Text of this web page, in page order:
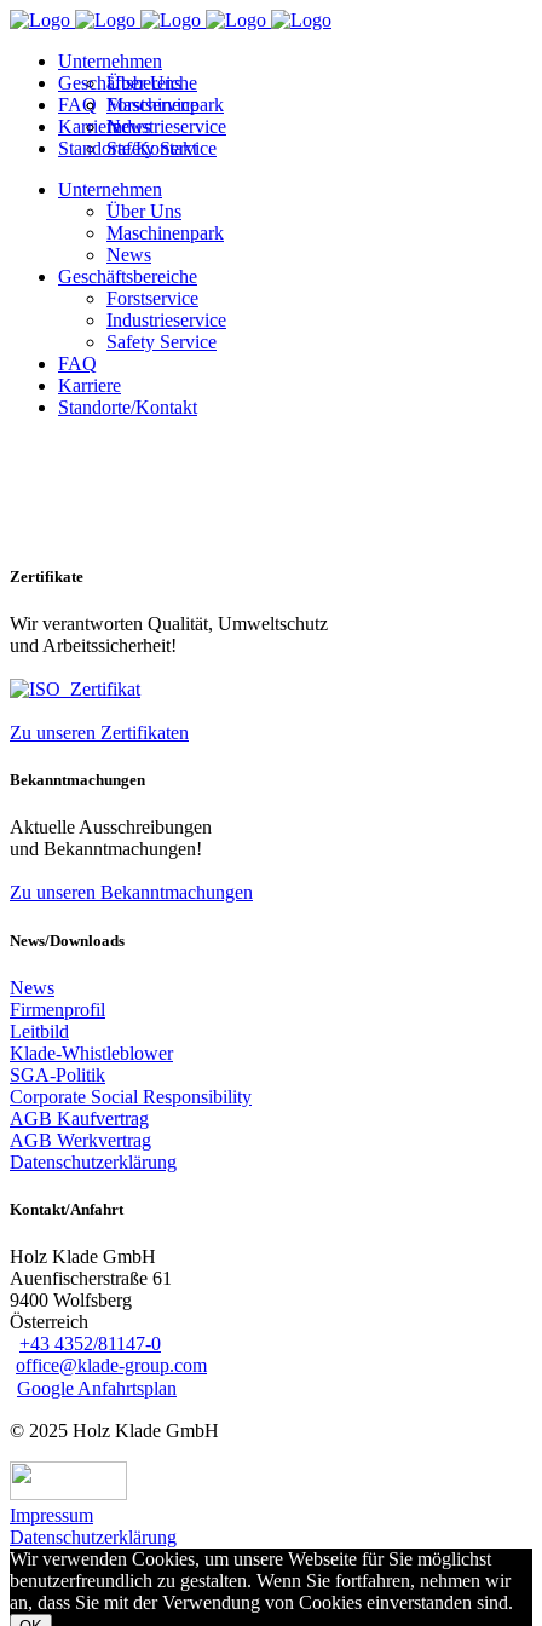
Unternehmen
Über Uns
Maschinenpark
News
Geschäftsbereiche
Forstservice
Industrieservice
Safety Service
FAQ
Karriere
Standorte/Kontakt
Unternehmen
Über Uns
Maschinenpark
News
Geschäftsbereiche
Forstservice
Industrieservice
Safety Service
FAQ
Karriere
Standorte/Kontakt
Zertifikate
Wir verantworten Qualität, Umweltschutz
und Arbeitssicherheit!
Zu unseren Zertifikaten
Bekanntmachungen
Aktuelle Ausschreibungen
und Bekanntmachungen!
Zu unseren Bekanntmachungen
News/Downloads
News
Firmenprofil
Leitbild
Klade-Whistleblower
SGA-Politik
Corporate Social Responsibility
AGB Kaufvertrag
AGB Werkvertrag
Datenschutzerklärung
Kontakt/Anfahrt
Holz Klade GmbH
Auenfischerstraße 61
9400 Wolfsberg
Österreich
+43 4352/81147-0
office@klade-group.com
Google Anfahrtsplan
© 2025 Holz Klade GmbH
Impressum
Datenschutzerklärung
Wir verwenden Cookies, um unsere Webseite für Sie möglichst
benutzerfreundlich zu gestalten. Wenn Sie fortfahren, nehmen wir
an, dass Sie mit der Verwendung von Cookies einverstanden sind.